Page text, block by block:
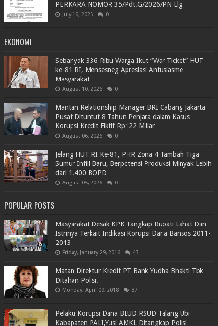
PERKARA NOMOR 35/Pdt.G/2026/PN Llg
July 16, 2026 0
EKONOMI
Sebanyak 336 Ribu Warga Ikut “War Ticket” HUT
ke-81 RI, Mensesneg Apresiasi Antusiasme
Masyarakat
August 10, 2026 0
Mantan Relationship Manager BRI Cabang Jakarta
Pusat Dituntut 8 Tahun Penjara dalam Kasus
Korupsi Kredit Fiktif Rp122 Miliar
August 06, 2026 0
Jelang HUT RI Ke-81, PHR Zona 4 Tambah Tiga
Sumur Infill Baru, Berpotensi Produksi Minyak Lebih
dari 1.400 BOPD
August 05, 2026 0
POPULAR POSTS
Masyarakat Desak KPK Tangkap Bupati Lahat Dan
Istrinya Terkait Indikasi Korupsi Dana Bansos 2011-
2013
Friday, January 29, 2016 43
Matan Direktur Kredit PT Bank Yudha Bhakti Tbk
Ditahan Polisi.
Monday, April 09, 2018 87
Pelaku Korupsi Dana BLUD RSUD Talang Ubi
Kabapaten PALI,Yusi AMKL Ditangkap Polisi